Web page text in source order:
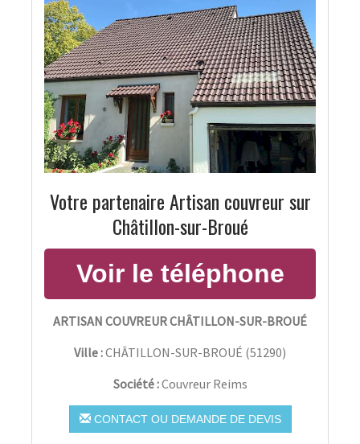
Votre partenaire Artisan couvreur sur
Châtillon-sur-Broué
ARTISAN COUVREUR CHÂTILLON-SUR-BROUÉ
Ville :CHÂTILLON-SUR-BROUÉ (51290)
Société :Couvreur Reims
CONTACT OU DEMANDE DE DEVIS